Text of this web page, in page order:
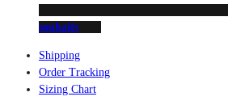
souhaits
Shipping
Order Tracking
Sizing Chart